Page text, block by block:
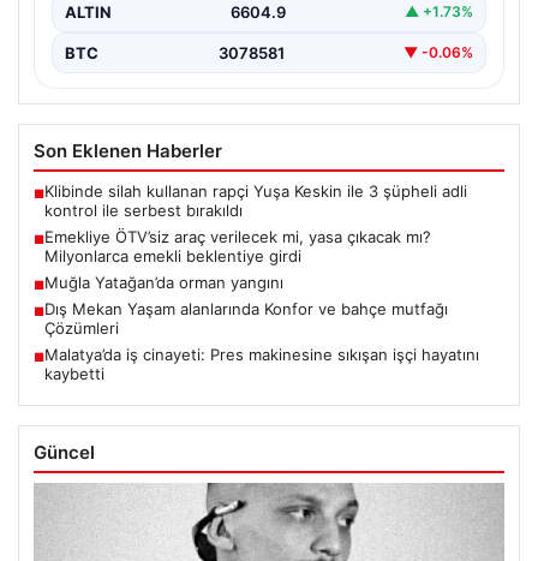
ALTIN 6604.9 ▲ +1.73%
BTC 3078581 ▼ -0.06%
Son Eklenen Haberler
■Klibinde silah kullanan rapçi Yuşa Keskin ile 3 şüpheli adli
kontrol ile serbest bırakıldı
■Emekliye ÖTV’siz araç verilecek mi, yasa çıkacak mı?
Milyonlarca emekli beklentiye girdi
■Muğla Yatağan’da orman yangını
■Dış Mekan Yaşam alanlarında Konfor ve bahçe mutfağı
Çözümleri
■Malatya’da iş cinayeti: Pres makinesine sıkışan işçi hayatını
kaybetti
Güncel